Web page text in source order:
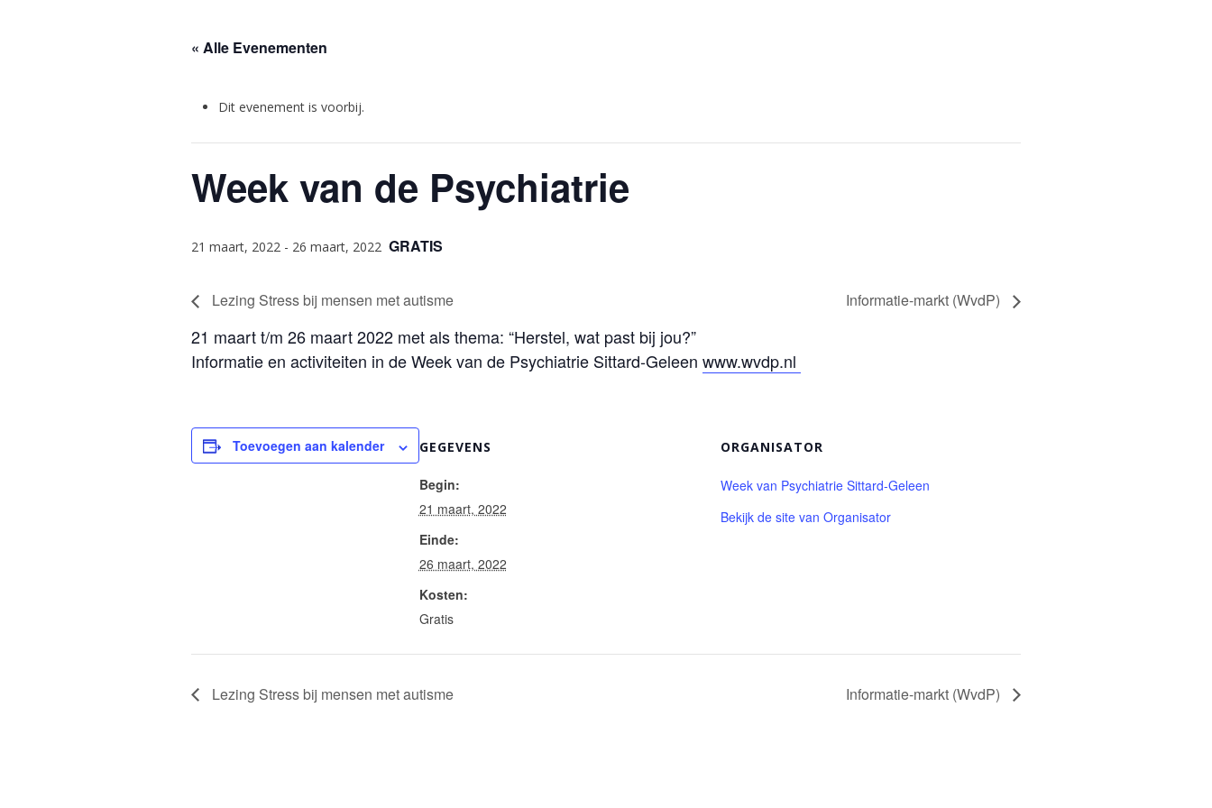
« Alle Evenementen
Dit evenement is voorbij.
Week van de Psychiatrie
21 maart, 2022- 26 maart, 2022 GRATIS
Lezing Stress bij mensen met autisme Informatie-markt (WvdP)
21 maart t/m 26 maart 2022 met als thema: “Herstel, wat past bij jou?”
Informatie en activiteiten in de Week van de Psychiatrie Sittard-Geleen www.wvdp.nl
Toevoegen aan kalender GEGEVENS
Begin:
21 maart, 2022
Einde:
26 maart, 2022
Kosten:
Gratis
ORGANISATOR
Week van Psychiatrie Sittard-Geleen
Bekijk de site van Organisator
Lezing Stress bij mensen met autisme Informatie-markt (WvdP)